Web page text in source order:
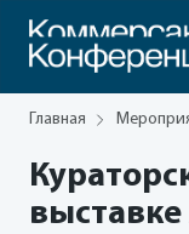
Главная